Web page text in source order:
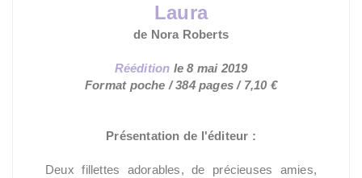
Laura
de Nora Roberts
Réédition le8 mai 2019
Format poche / 384 pages / 7,10 €
Présentation de l'éditeur :
Deux fillettes adorables, de précieuses amies,